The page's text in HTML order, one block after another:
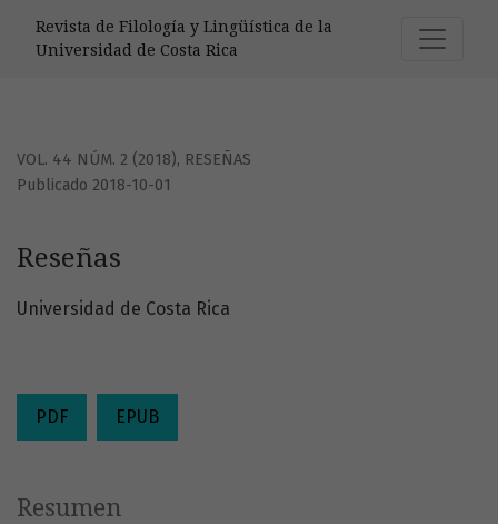
Revista de Filología y Lingüística de la
Universidad de Costa Rica
VOL. 44 NÚM. 2 (2018), RESEÑAS
Reseñas
Publicado 2018-10-01
Universidad de Costa Rica
PDF EPUB
Resumen